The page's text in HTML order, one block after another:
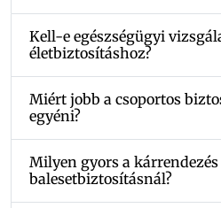
Kell-e egészségügyi
életbiztosításhoz?
Miért jobb a csoportos
egyéni?
Milyen gyors a
balesetbiztosításnál?